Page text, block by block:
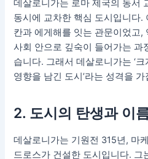
데살로니가는 로마 제국의 동서
동시에 교차한 핵심 도시입니다.
칸과 에게해를 잇는 관문이었고,
사회 안으로 깊숙이 들어가는 과
습니다. 그래서 데살로니가는 ‘
영향을 남긴 도시’라는 성격을 가
2. 도시의 탄생과 이
데살로니가는 기원전 315년, 마
드로스가 건설한 도시입니다. 그